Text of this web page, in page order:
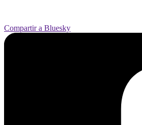
Compartir a Bluesky